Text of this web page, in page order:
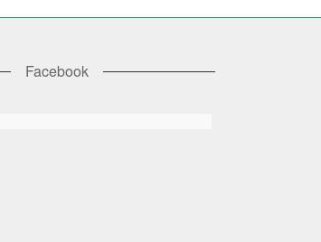
Facebook